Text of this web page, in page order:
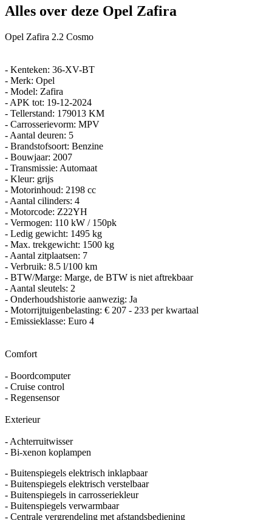
Alles over deze Opel Zafira
Opel Zafira 2.2 Cosmo
- Kenteken: 36-XV-BT
- Merk: Opel
- Model: Zafira
- APK tot: 19-12-2024
- Tellerstand: 179013 KM
- Carrosserievorm: MPV
- Aantal deuren: 5
- Brandstofsoort: Benzine
- Bouwjaar: 2007
- Transmissie: Automaat
- Kleur: grijs
- Motorinhoud: 2198 cc
- Aantal cilinders: 4
- Motorcode: Z22YH
- Vermogen: 110 kW / 150pk
- Ledig gewicht: 1495 kg
- Max. trekgewicht: 1500 kg
- Aantal zitplaatsen: 7
- Verbruik: 8.5 l/100 km
- BTW/Marge: Marge, de BTW is niet aftrekbaar
- Aantal sleutels: 2
- Onderhoudshistorie aanwezig: Ja
- Motorrijtuigenbelasting: € 207 - 233 per kwartaal
- Emissieklasse: Euro 4
Comfort
- Boordcomputer
- Cruise control
- Regensensor
Exterieur
- Achterruitwisser
- Bi-xenon koplampen
- Buitenspiegels elektrisch inklapbaar
- Buitenspiegels elektrisch verstelbaar
- Buitenspiegels in carrosseriekleur
- Buitenspiegels verwarmbaar
- Centrale vergrendeling met afstandsbediening